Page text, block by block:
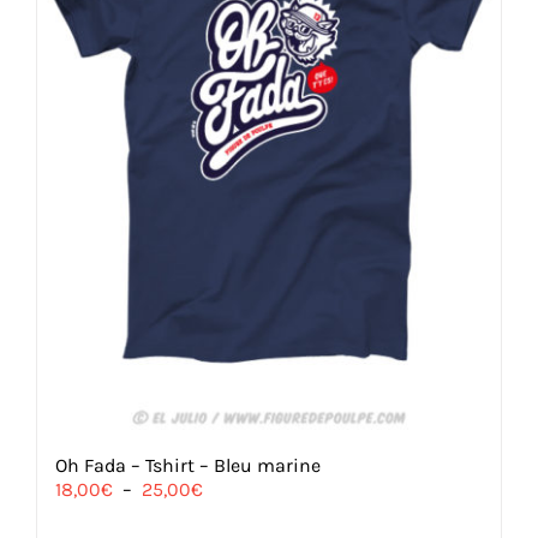
Oh Fada – Tshirt – Bleu marine
18,00€ – 25,00€Plage